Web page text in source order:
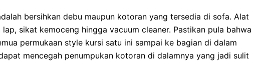
bersihkan debu maupun kotoran yang tersedia di sofa. Alat
sikat kemoceng hingga vacuum cleaner. Pastikan pula bahwa
permukaan style kursi satu ini sampai ke bagian di dalam
mencegah penumpukan kotoran di dalamnya yang jadi sulit